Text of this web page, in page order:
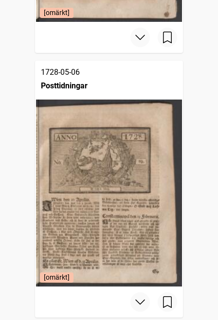
[omärkt]
1728-05-06
Posttidningar
[omärkt]